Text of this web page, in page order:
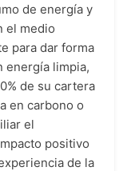
de energía y
el medio
para dar forma
energía limpia,
de su cartera
en carbono o
el
positivo
de la